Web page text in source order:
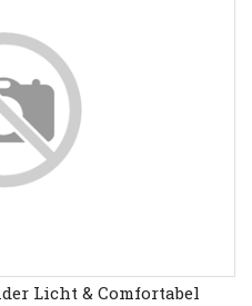
Licht & Comfortabel